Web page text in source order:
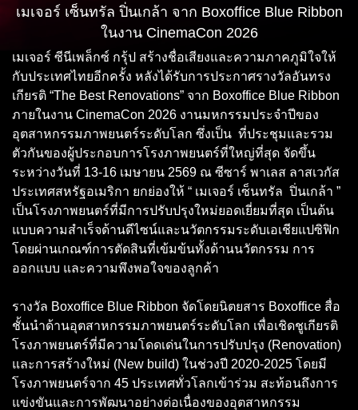
เมเจอร์ เซ็นทรัล ปิ่นเกล้า จาก Boxoffice Blue Ribbon
ในงาน CinemaCon 2026
เมเจอร์ ซีนีเพล็กซ์ กรุ้ป สร้างชื่อเสียงและความภาคภูมิใจให้
กับประเทศไทยอีกครั้ง หลังได้รับการประกาศรางวัลอันทรง
เกียรติ “The Best Renovations” จาก Boxoffice Blue Ribbon
ภายในงาน CinemaCon 2026 งานมหกรรมประจำปีของ
อุตสาหกรรมภาพยนตร์ระดับโลก ซึ่งเป็น ที่ประชุมและรวม
ตัวกันของผู้ประกอบการโรงภาพยนตร์ที่ใหญ่ที่สุด จัดขึ้น
ระหว่างวันที่ 13-16 เมษายน 2569 ณ ซีซาร์ พาเลส ลาสเวกัส
ประเทศสหรัฐอเมริกา ยกย่องให้ “ เมเจอร์ เซ็นทรัล ปิ่นเกล้า ”
เป็นโรงภาพยนตร์ที่มีการปรับปรุงใหม่ยอดเยี่ยมที่สุด เป็นต้น
แบบความสำเร็จด้านดีไซน์และนวัตกรรมระดับเอเชียแปซิฟิก
โดยผ่านเกณฑ์การตัดสินที่เข้มข้นทั้งด้านนวัตกรรม การ
ออกแบบ และความพึงพอใจของลูกค้า
รางวัล Boxoffice Blue Ribbon จัดโดยนิตยสาร Boxoffice สื่อ
ชั้นนำด้านอุตสาหกรรมภาพยนตร์ระดับโลก เพื่อเชิดชูเกียรติ
โรงภาพยนตร์ที่มีความโดดเด่นในการปรับปรุง (Renovation)
และการสร้างใหม่ (New build) ในช่วงปี 2020-2025 โดยมี
โรงภาพยนตร์จาก 45 ประเทศทั่วโลกเข้าร่วม สะท้อนถึงการ
แข่งขันและการพัฒนาอย่างต่อเนื่องของอุตสาหกรรม